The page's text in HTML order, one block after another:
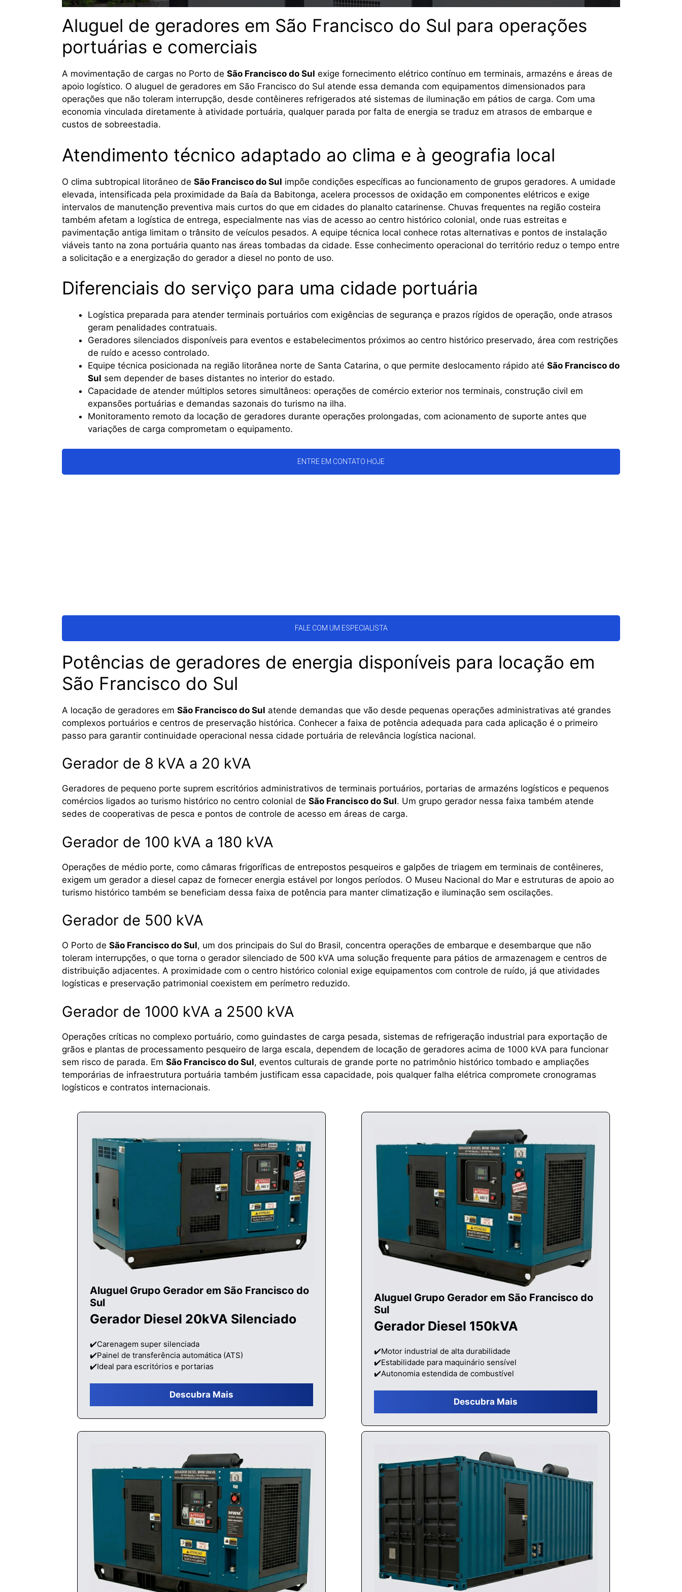
Aluguel de geradores em São Francisco do Sul para operações
portuárias e comerciais
A movimentação de cargas no Porto de São Francisco do Sul exige fornecimento elétrico contínuo em terminais, armazéns e áreas de
apoio logístico. O aluguel de geradores em São Francisco do Sul atende essa demanda com equipamentos dimensionados para
operações que não toleram interrupção, desde contêineres refrigerados até sistemas de iluminação em pátios de carga. Com uma
economia vinculada diretamente à atividade portuária, qualquer parada por falta de energia se traduz em atrasos de embarque e
custos de sobreestadia.
Atendimento técnico adaptado ao clima e à geografia local
O clima subtropical litorâneo de São Francisco do Sul impõe condições específicas ao funcionamento de grupos geradores. A umidade
elevada, intensificada pela proximidade da Baía da Babitonga, acelera processos de oxidação em componentes elétricos e exige
intervalos de manutenção preventiva mais curtos do que em cidades do planalto catarinense. Chuvas frequentes na região costeira
também afetam a logística de entrega, especialmente nas vias de acesso ao centro histórico colonial, onde ruas estreitas e
pavimentação antiga limitam o trânsito de veículos pesados. A equipe técnica local conhece rotas alternativas e pontos de instalação
viáveis tanto na zona portuária quanto nas áreas tombadas da cidade. Esse conhecimento operacional do território reduz o tempo entre
a solicitação e a energização do gerador a diesel no ponto de uso.
Diferenciais do serviço para uma cidade portuária
Logística preparada para atender terminais portuários com exigências de segurança e prazos rígidos de operação, onde atrasos
geram penalidades contratuais.
Geradores silenciados disponíveis para eventos e estabelecimentos próximos ao centro histórico preservado, área com restrições
de ruído e acesso controlado.
Equipe técnica posicionada na região litorânea norte de Santa Catarina, o que permite deslocamento rápido até São Francisco do
Sul sem depender de bases distantes no interior do estado.
Capacidade de atender múltiplos setores simultâneos: operações de comércio exterior nos terminais, construção civil em
expansões portuárias e demandas sazonais do turismo na ilha.
Monitoramento remoto da locação de geradores durante operações prolongadas, com acionamento de suporte antes que
variações de carga comprometam o equipamento.
ENTRE EM CONTATO HOJE
FALE COM UM ESPECIALISTA
Potências de geradores de energia disponíveis para locação em
São Francisco do Sul
A locação de geradores em São Francisco do Sul atende demandas que vão desde pequenas operações administrativas até grandes
complexos portuários e centros de preservação histórica. Conhecer a faixa de potência adequada para cada aplicação é o primeiro
passo para garantir continuidade operacional nessa cidade portuária de relevância logística nacional.
Gerador de 8 kVA a 20 kVA
Geradores de pequeno porte suprem escritórios administrativos de terminais portuários, portarias de armazéns logísticos e pequenos
comércios ligados ao turismo histórico no centro colonial de São Francisco do Sul. Um grupo gerador nessa faixa também atende
sedes de cooperativas de pesca e pontos de controle de acesso em áreas de carga.
Gerador de 100 kVA a 180 kVA
Operações de médio porte, como câmaras frigoríficas de entrepostos pesqueiros e galpões de triagem em terminais de contêineres,
exigem um gerador a diesel capaz de fornecer energia estável por longos períodos. O Museu Nacional do Mar e estruturas de apoio ao
turismo histórico também se beneficiam dessa faixa de potência para manter climatização e iluminação sem oscilações.
Gerador de 500 kVA
O Porto de São Francisco do Sul, um dos principais do Sul do Brasil, concentra operações de embarque e desembarque que não
toleram interrupções, o que torna o gerador silenciado de 500 kVA uma solução frequente para pátios de armazenagem e centros de
distribuição adjacentes. A proximidade com o centro histórico colonial exige equipamentos com controle de ruído, já que atividades
logísticas e preservação patrimonial coexistem em perímetro reduzido.
Gerador de 1000 kVA a 2500 kVA
Operações críticas no complexo portuário, como guindastes de carga pesada, sistemas de refrigeração industrial para exportação de
grãos e plantas de processamento pesqueiro de larga escala, dependem de locação de geradores acima de 1000 kVA para funcionar
sem risco de parada. Em São Francisco do Sul, eventos culturais de grande porte no patrimônio histórico tombado e ampliações
temporárias de infraestrutura portuária também justificam essa capacidade, pois qualquer falha elétrica compromete cronogramas
logísticos e contratos internacionais.
Aluguel Grupo Gerador em São Francisco do
Sul
Gerador Diesel 20kVA Silenciado
✔️Carenagem super silenciada
✔️Painel de transferência automática (ATS)
✔️Ideal para escritórios e portarias
Descubra Mais
Aluguel Grupo Gerador em São Francisco do
Sul
Gerador Diesel 150kVA
✔️Motor industrial de alta durabilidade
✔️Estabilidade para maquinário sensível
✔️Autonomia estendida de combustível
Descubra Mais